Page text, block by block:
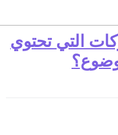
التي تحتوي